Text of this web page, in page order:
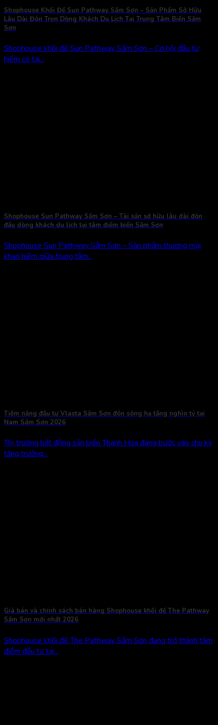
Shophouse Khối Đế Sun Pathway Sầm Sơn – Sản Phẩm Sở Hữu
Lâu Dài Đón Trọn Dòng Khách Du Lịch Tại Trung Tâm Biển Sầm
Sơn
Shophouse khối đế Sun Pathway Sầm Sơn – Cơ hội đầu tư
hiếm có tại...
Shophouse Sun Pathway Sầm Sơn – Tài sản sở hữu lâu dài đón
đầu dòng khách du lịch tại tâm điểm biển Sầm Sơn
Shophouse Sun Pathway Sầm Sơn – Sản phẩm thương mại
khan hiếm giữa trung tâm...
Tiềm năng đầu tư Vlasta Sầm Sơn đón sóng hạ tầng nghìn tỷ tại
Nam Sầm Sơn 2026
Thị trường bất động sản biển Thanh Hóa đang bước vào chu kỳ
tăng trưởng...
Giá bán và chính sách bán hàng Shophouse khối đế The Pathway
Sầm Sơn mới nhất 2026
Shophouse khối đế The Pathway Sầm Sơn đang trở thành tâm
điểm đầu tư tại...